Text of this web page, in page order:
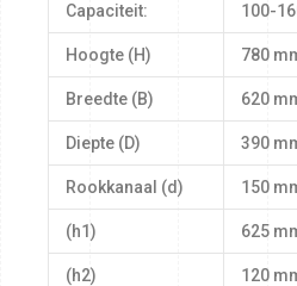
Capaciteit: 100-
Hoogte (H) 780
Breedte (B) 620
Diepte (D) 390
Rookkanaal (d) 150
(h1) 625
(h2) 120